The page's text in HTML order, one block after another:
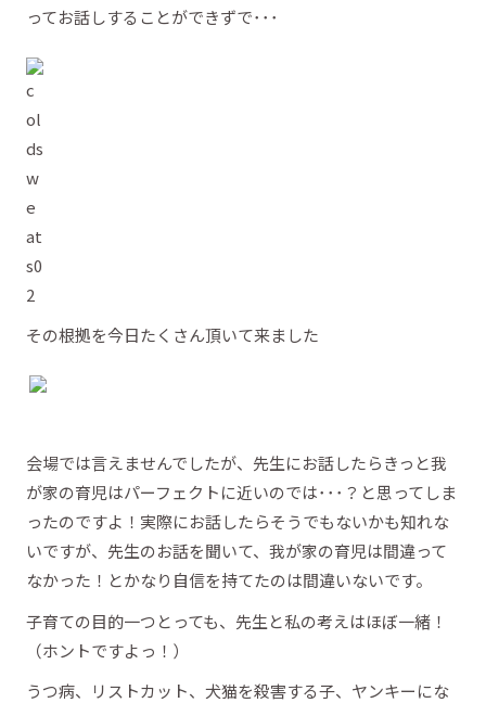
ってお話しすることができずで･･･
その根拠を今日たくさん頂いて来ました
会場では言えませんでしたが、先生にお話したらきっと我
が家の育児はパーフェクトに近いのでは･･･？と思ってしま
ったのですよ！実際にお話したらそうでもないかも知れな
いですが、先生のお話を聞いて、我が家の育児は間違って
なかった！とかなり自信を持てたのは間違いないです。
子育ての目的一つとっても、先生と私の考えはほぼ一緒！
（ホントですよっ！）
うつ病、リストカット、犬猫を殺害する子、ヤンキーにな